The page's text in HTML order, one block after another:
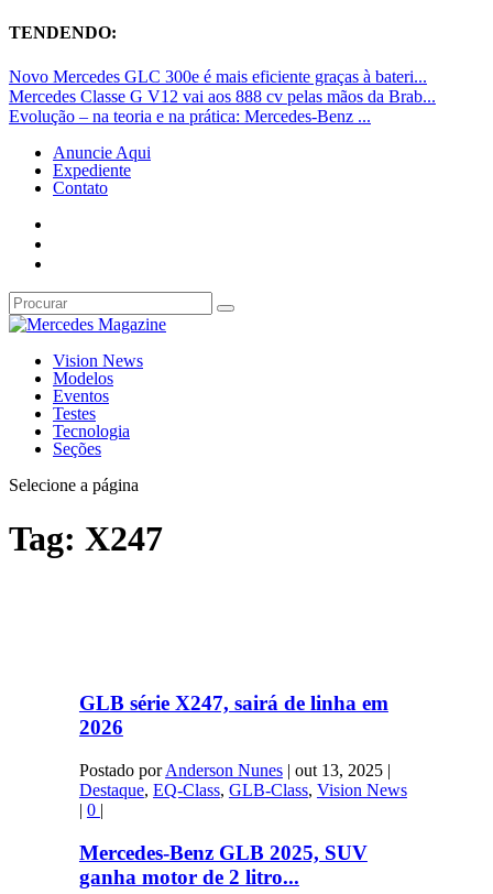
TENDENDO:
Novo Mercedes GLC 300e é mais eficiente graças à bateri...
Mercedes Classe G V12 vai aos 888 cv pelas mãos da Brab...
Evolução – na teoria e na prática: Mercedes-Benz ...
Anuncie Aqui
Expediente
Contato
Vision News
Modelos
Eventos
Testes
Tecnologia
Seções
Selecione a página
Tag: X247
GLB série X247, sairá de linha em
2026
Postado porAnderson Nunes| out 13, 2025|
Destaque, EQ-Class, GLB-Class, Vision News
| 0 |
Mercedes-Benz GLB 2025, SUV
ganha motor de 2 litro...